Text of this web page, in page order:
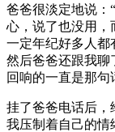
爸爸很淡定地说：
心，说了也没用，
一定年纪好多人都
然后爸爸还跟我聊
回响的一直是那
挂了爸爸电话后，
我压制着自己的情